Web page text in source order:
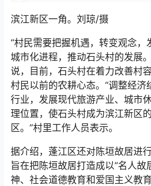
滨江新区一角。刘琼/摄
“村民需要把握机遇，转变观念
城市化进程，推动石头村的发展
说，目前，石头村在着力改善村
村民以前的农耕心态。“调整经
行业，发展现代旅游产业、城市
理位置，使石头村成为滨江新区
区。”村里工作人员表示。
据介绍，蓬江区还对陈垣故居进
旨在把陈垣故居打造成以“名人
神、社会道德教育和爱国主义教